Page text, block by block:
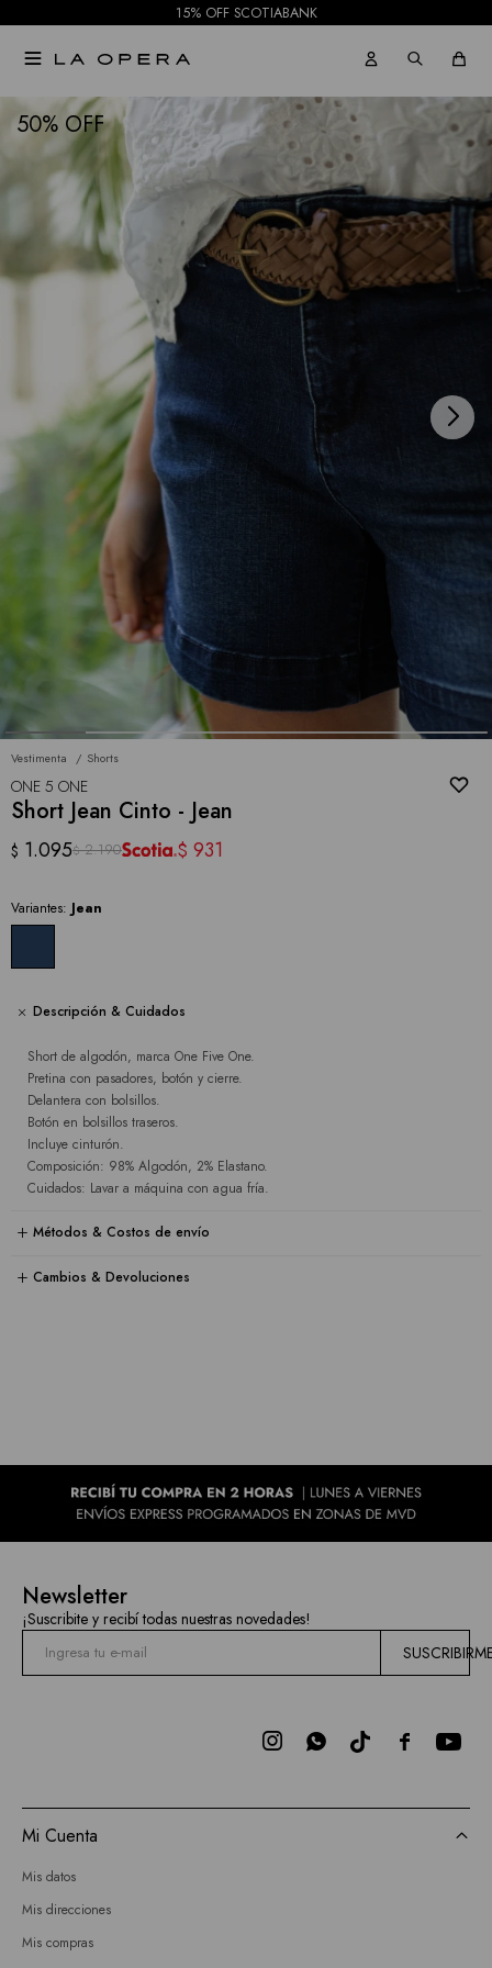
15% OFF SCOTIABANK

50
Vestimenta Shorts
ONE 5 ONE
Short Jean Cinto - Jean
$ 1.095$ 2.190 $ 931
Variantes: Jean
Descripción & Cuidados
Short de algodón, marca One Five One.
Pretina con pasadores, botón y cierre.
Delantera con bolsillos.
Botón en bolsillos traseros.
Incluye cinturón.
Composición: 98% Algodón, 2% Elastano.
Cuidados: Lavar a máquina con agua fría.
Métodos & Costos de envío
Cambios & Devoluciones
NOTIFICARME
Newsletter
¡Suscribite y recibí todas nuestras novedades!

 
Mi Cuenta
Mis datos
Mis direcciones
Mis compras